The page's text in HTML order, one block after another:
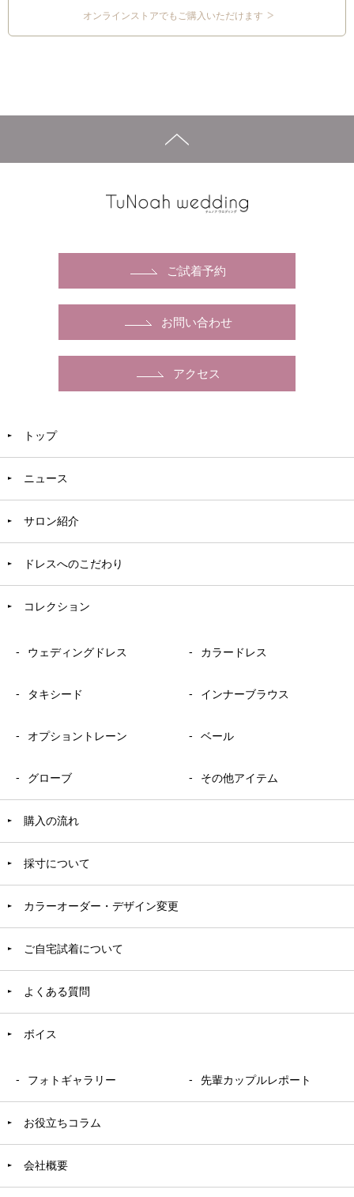
オンラインストアでもご購入いただけます
ご試着予約
お問い合わせ
アクセス
トップ
ニュース
サロン紹介
ドレスへのこだわり
コレクション
ウェディングドレス カラードレス
タキシード インナーブラウス
オプショントレーン ベール
グローブ その他アイテム
購入の流れ
採寸について
カラーオーダー・デザイン変更
ご自宅試着について
よくある質問
ボイス
フォトギャラリー 先輩カップルレポート
お役立ちコラム
会社概要